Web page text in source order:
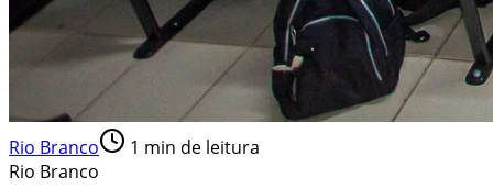
Rio Branco 1 min de leitura
Rio Branco